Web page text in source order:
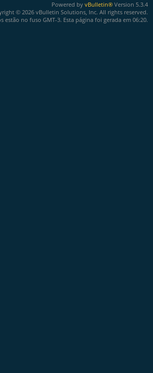
Powered by vBulletin® Version 5.3.4
© 2026 vBulletin Solutions, Inc. All rights reserved.
estão no fuso GMT-3. Esta página foi gerada em 06:20.